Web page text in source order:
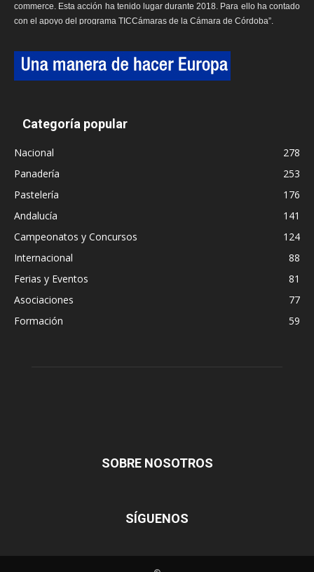
commerce. Esta acción ha tenido lugar durante 2018. Para ello ha contado
con el apoyo del programa TICCámaras de la Cámara de Córdoba”.
Categoría popular
Nacional
278
Panadería
253
Pastelería
176
Andalucía
141
Campeonatos y Concursos
124
Internacional
88
Ferias y Eventos
81
Asociaciones
77
Formación
59
SOBRE NOSOTROS
SÍGUENOS